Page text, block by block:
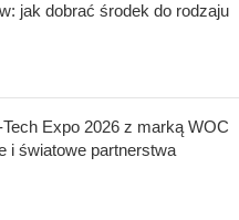
jak dobrać środek do rodzaju
Expo 2026 z marką WOC
i światowe partnerstwa